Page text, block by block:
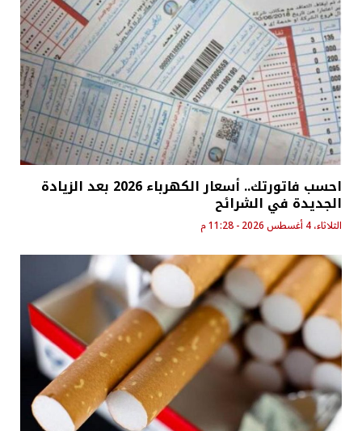
احسب فاتورتك.. أسعار الكهرباء 2026 بعد الزيادة
الجديدة في الشرائح
الثلاثاء، 4 أغسطس 2026 - 11:28 م